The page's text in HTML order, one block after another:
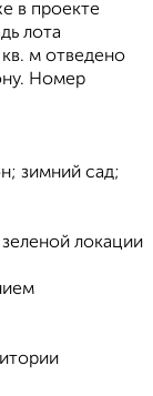
в проекте
лота
м отведено
Номер
зимний сад;
локации